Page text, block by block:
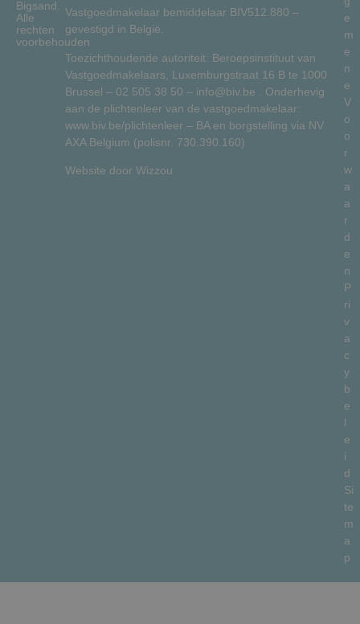
Bigsand.
Alle
rechten
voorbehouden
Vastgoedmakelaar bemiddelaar BIV512.880 –
gevestigd in België.
Toezichthoudende autoriteit: Beroepsinstituut van
Vastgoedmakelaars, Luxemburgstraat 16 B te 1000
Brussel – 02 505 38 50 – info@biv.be . Onderhevig
aan de plichtenleer van de vastgoedmakelaar:
www.biv.be/plichtenleer – BA en borgstelling via NV
AXA Belgium (polisnr. 730.390.160)
Website door Wizzou
e
m
e
n
e
V
o
o
r
w
a
a
r
d
e
n
P
ri
v
a
c
y
b
e
l
e
i
d
Si
te
m
a
p